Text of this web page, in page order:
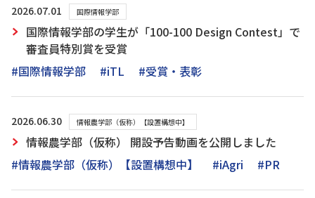
2026.07.01 国際情報学部
国際情報学部の学生が「100-100 Design Contest」で
審査員特別賞を受賞
#国際情報学部
#iTL #受賞・表彰
2026.06.30 情報農学部（仮称）【設置構想中】
情報農学部（仮称） 開設予告動画を公開しました
#情報農学部（仮称）【設置構想中】
#iAgri #PR